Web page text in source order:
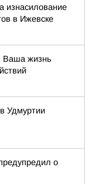
изнасилование
в Ижевске
Ваша жизнь
Удмуртии
о